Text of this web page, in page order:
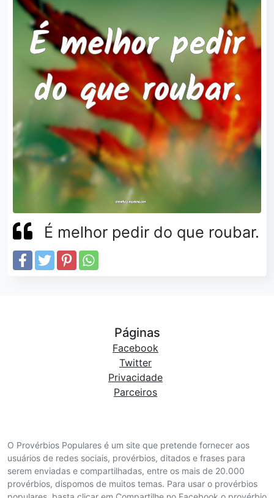
É melhor pedir do que roubar.
O Provérbios Populares é um site que pretende fornecer aos
usuários de redes sociais, provérbios, ditados e frases para
serem enviadas e compartilhadas, entre os mais de 20.000
provérbios, dispomos de muitos temas. Para usar o provérbios
Páginas
Facebook
Twitter
Privacidade
Parceiros